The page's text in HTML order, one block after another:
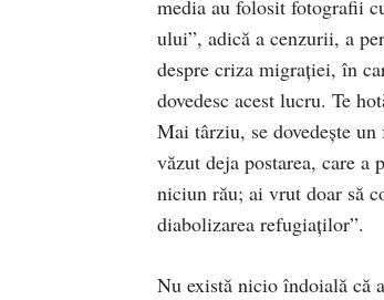
media au folosit fotografii
ului”, adică a cenzurii, a
despre criza migrației, în
dovedesc acest lucru. Te
Mai târziu, se dovedește
văzut deja postarea, care
niciun rău; ai vrut doar să
diabolizarea refugiaților”.
Nu există nicio îndoială că